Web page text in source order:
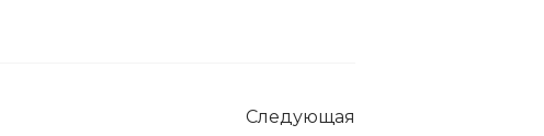
Следующая